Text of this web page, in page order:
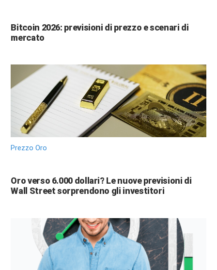
Bitcoin 2026: previsioni di prezzo e scenari di
mercato
Prezzo Oro
Oro verso 6.000 dollari? Le nuove previsioni di
Wall Street sorprendono gli investitori